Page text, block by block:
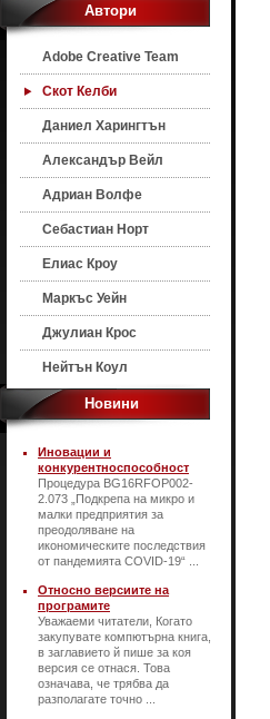
Автори
Adobe Creative Team
Скот Келби
Даниел Харингтън
Александър Вейл
Адриан Волфе
Себастиан Норт
Елиас Кроу
Маркъс Уейн
Джулиан Крос
Нейтън Коул
Новини
Иновации и
конкурентноспособност
Процедура BG16RFOP002-
2.073 „Подкрепа на микро и
малки предприятия за
преодоляване на
икономическите последствия
от пандемията COVID-19“ ...
Относно версиите на
програмите
Уважаеми читатели, Когато
закупувате компютърна книга,
в заглавието й пише за коя
версия се отнася. Това
означава, че трябва да
разполагате точно ...